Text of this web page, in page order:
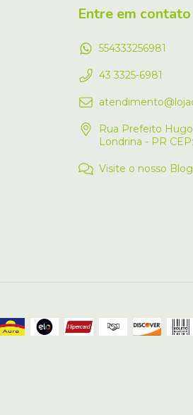
Entre em contato
554333256981
43 3325-6981
Rua Prefeito Hugo
Londrina - PR
Visite o nosso